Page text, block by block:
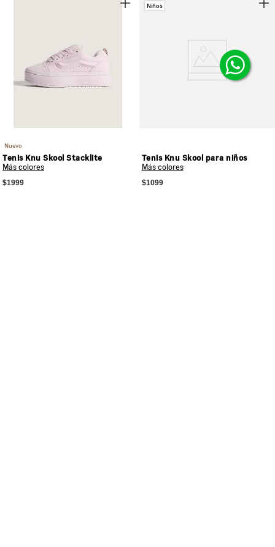
Nuevo
Tenis Knu Skool Stacklite
Más colores
$1999
Niños
Tenis Knu Skool para niños
Más colores
$1099